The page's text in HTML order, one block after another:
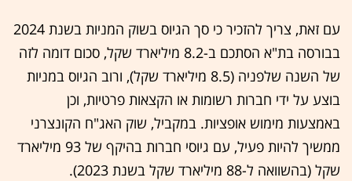
עם זאת, צריך להזכיר כי סך הגיוס בשוק המניות בשנת 2024
בבורסה בת"א הסתכם ב-8.2 מיליארד שקל, סכום דומה לזה
של השנה שלפניה (8.5 מיליארד שקל), ורוב הגיוס במניות
בוצע על ידי חברות רשומות או הקצאות פרטיות, וכן
באמצעות מימוש אופציות. במקביל, שוק האג"ח הקונצרני
ממשיך להיות פעיל, עם גיוסי חברות בהיקף של 93 מיליארד
שקל (בהשוואה ל-88 מיליארד שקל בשנת 2023).